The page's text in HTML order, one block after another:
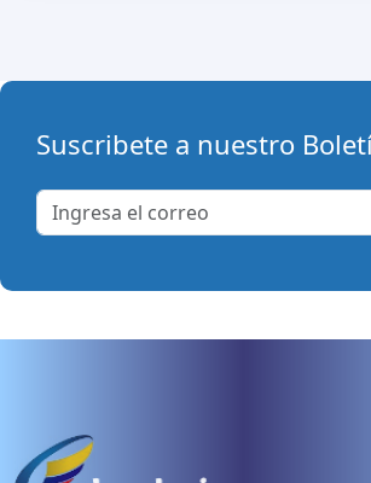
Suscribete a nuestro